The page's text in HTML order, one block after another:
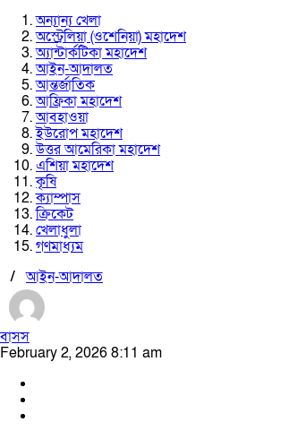
অন্যান্য খেলা
অস্ট্রেলিয়া (ওশেনিয়া) মহাদেশ
অ্যান্টার্কটিকা মহাদেশ
আইন-আদালত
আন্তর্জাতিক
আফ্রিকা মহাদেশ
আবহাওয়া
ইউরোপ মহাদেশ
উত্তর আমেরিকা মহাদেশ
এশিয়া মহাদেশ
কৃষি
ক্যাম্পাস
ক্রিকেট
খেলাধুলা
গণমাধ্যম
/আইন-আদালত
বাসস
February 2, 2026 8:11 am